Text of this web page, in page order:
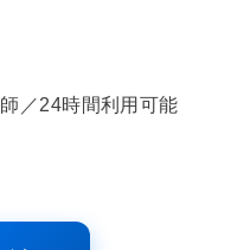
／24時間利用可能